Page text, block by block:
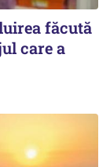
făcută
care a